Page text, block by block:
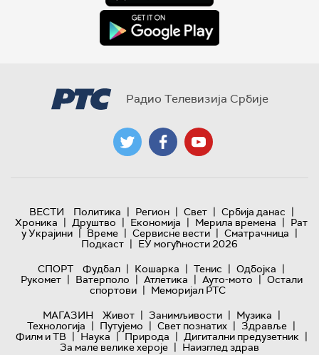
Радио Телевизија Србије
ВЕСТИ Политика | Регион | Свет | Србија данас |
Хроника | Друштво | Економија | Мерила времена | Рат
у Украјини | Време | Сервисне вести | Сматрачница |
Подкаст | ЕУ могућности 2026
СПОРТ
Фудбал | Кошарка | Тенис | Одбојка |
Рукомет | Ватерполо | Атлетика | Ауто-мото | Остали
спортови | Меморијал РТС
МАГАЗИН
Живот | Занимљивости | Музика |
Технологијa | Путујемо | Свет познатих | Здравље |
Филм и ТВ | Наука | Природа | Дигитални предузетник |
За мале велике хероје | Наизглед здрав